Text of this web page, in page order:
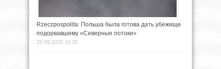
Rzeczpospolita: Польша была готова дать убежище
подорвавшему «Северные потоки»
25.09.2025 16:25